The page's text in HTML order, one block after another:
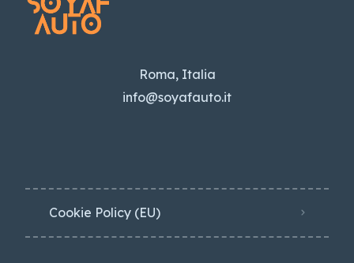
Roma, Italia
info@soyafauto.it
Cookie Policy (EU)